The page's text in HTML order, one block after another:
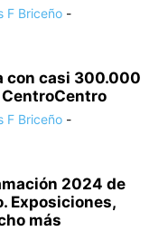
F Briceño -
con casi 300.000
F Briceño -
2024 de
Exposiciones,
más